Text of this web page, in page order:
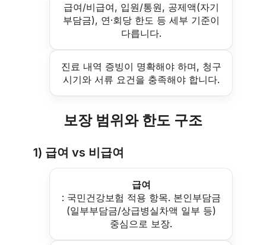
급여/비급여, 입원/통원, 공제액(자기
부담금), 연·회당 한도 등 세부 기준이
다릅니다.
진료 내역 증빙이 명확해야 하며, 청구
시기와 서류 요건을 충족해야 합니다.
보장 범위와 한도 구조
1) 급여 vs 비급여
급여
: 국민건강보험 적용 항목. 본인부담금
(일부부담금/상급병실차액 일부 등)
중심으로 보장.